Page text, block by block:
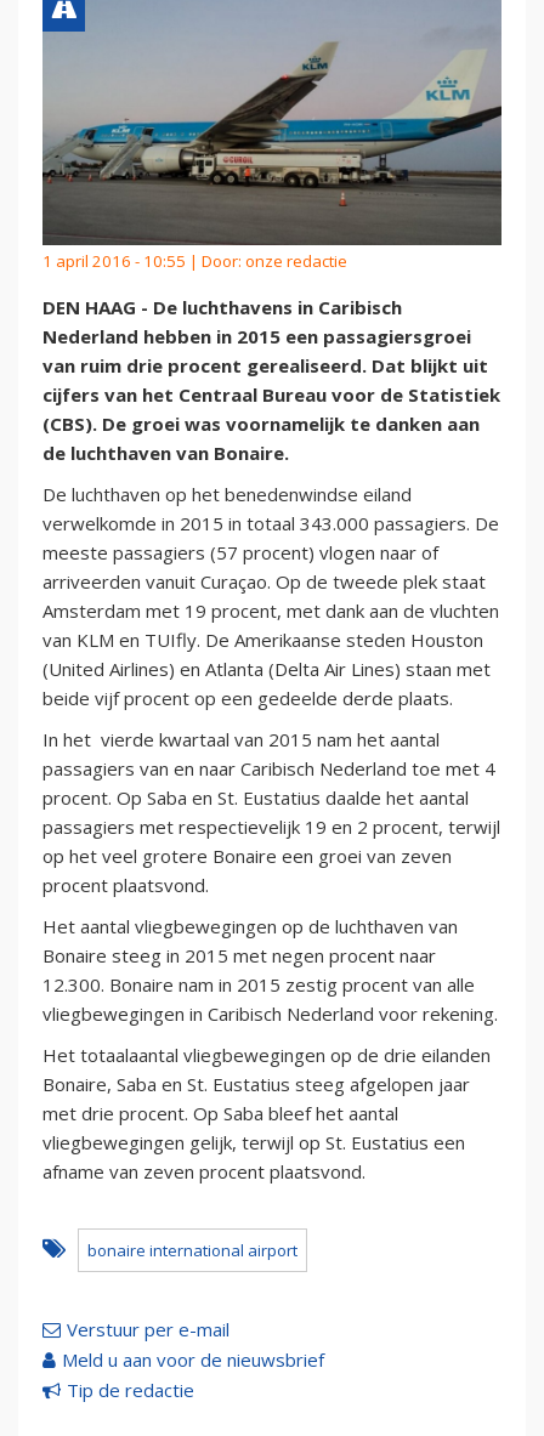
1 april 2016 - 10:55 | Door: onze redactie
DEN HAAG - De luchthavens in Caribisch
Nederland hebben in 2015 een passagiersgroei
van ruim drie procent gerealiseerd. Dat blijkt uit
cijfers van het Centraal Bureau voor de Statistiek
(CBS). De groei was voornamelijk te danken aan
de luchthaven van Bonaire.
De luchthaven op het benedenwindse eiland
verwelkomde in 2015 in totaal 343.000 passagiers. De
meeste passagiers (57 procent) vlogen naar of
arriveerden vanuit Curaçao. Op de tweede plek staat
Amsterdam met 19 procent, met dank aan de vluchten
van KLM en TUIfly. De Amerikaanse steden Houston
(United Airlines) en Atlanta (Delta Air Lines) staan met
beide vijf procent op een gedeelde derde plaats.
In het vierde kwartaal van 2015 nam het aantal
passagiers van en naar Caribisch Nederland toe met 4
procent. Op Saba en St. Eustatius daalde het aantal
passagiers met respectievelijk 19 en 2 procent, terwijl
op het veel grotere Bonaire een groei van zeven
procent plaatsvond.
Het aantal vliegbewegingen op de luchthaven van
Bonaire steeg in 2015 met negen procent naar
12.300. Bonaire nam in 2015 zestig procent van alle
vliegbewegingen in Caribisch Nederland voor rekening.
Het totaalaantal vliegbewegingen op de drie eilanden
Bonaire, Saba en St. Eustatius steeg afgelopen jaar
met drie procent. Op Saba bleef het aantal
vliegbewegingen gelijk, terwijl op St. Eustatius een
afname van zeven procent plaatsvond.
bonaire international airport
Verstuur per e-mail
Meld u aan voor de nieuwsbrief
Tip de redactie